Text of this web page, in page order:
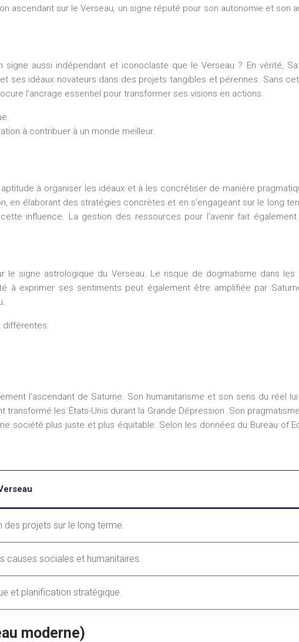
ascendant sur le Verseau, un signe réputé pour son autonomie et son
aussi indépendant et iconoclaste que le Verseau ? En vérité,
ses idéaux novateurs dans des projets tangibles et pérennes. Sans
l’ancrage essentiel pour transformer ses visions en actions.
à contribuer à un monde meilleur.
à organiser les idéaux et à les concrétiser de manière
en élaborant des stratégies concrètes et en s’engageant sur le long
influence. La gestion des ressources pour l’avenir fait
le signe astrologique du Verseau. Le risque de dogmatisme dans
à exprimer ses sentiments peut également être amplifiée par
différentes.
l’ascendant de Saturne. Son humanitarisme et son sens du réel
les États-Unis durant la Grande Dépression. Son
société plus juste et plus équitable. Selon les données du Bureau of
des projets sur le long terme.
causes sociales et humanitaires.
et planification stratégique.
moderne)